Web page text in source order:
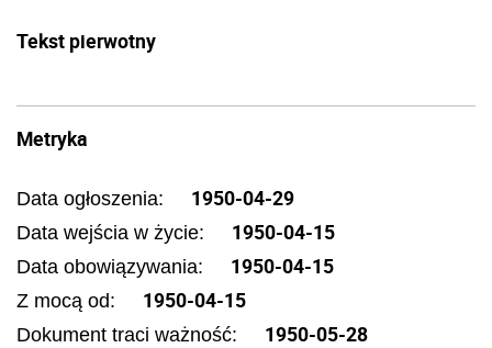
Tekst pierwotny
Metryka
Data ogłoszenia: 1950-04-29
Data wejścia w życie: 1950-04-15
Data obowiązywania: 1950-04-15
Z mocą od: 1950-04-15
Dokument traci ważność: 1950-05-28